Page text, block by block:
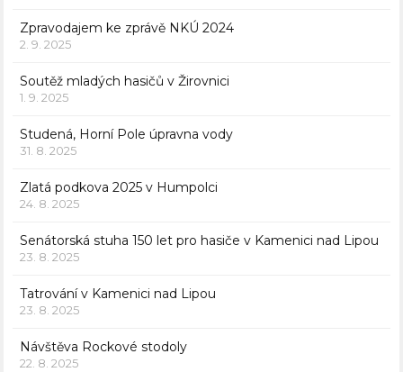
Zpravodajem ke zprávě NKÚ 2024
2. 9. 2025
Soutěž mladých hasičů v Žirovnici
1. 9. 2025
Studená, Horní Pole úpravna vody
31. 8. 2025
Zlatá podkova 2025 v Humpolci
24. 8. 2025
Senátorská stuha 150 let pro hasiče v Kamenici nad Lipou
23. 8. 2025
Tatrování v Kamenici nad Lipou
23. 8. 2025
Návštěva Rockové stodoly
22. 8. 2025